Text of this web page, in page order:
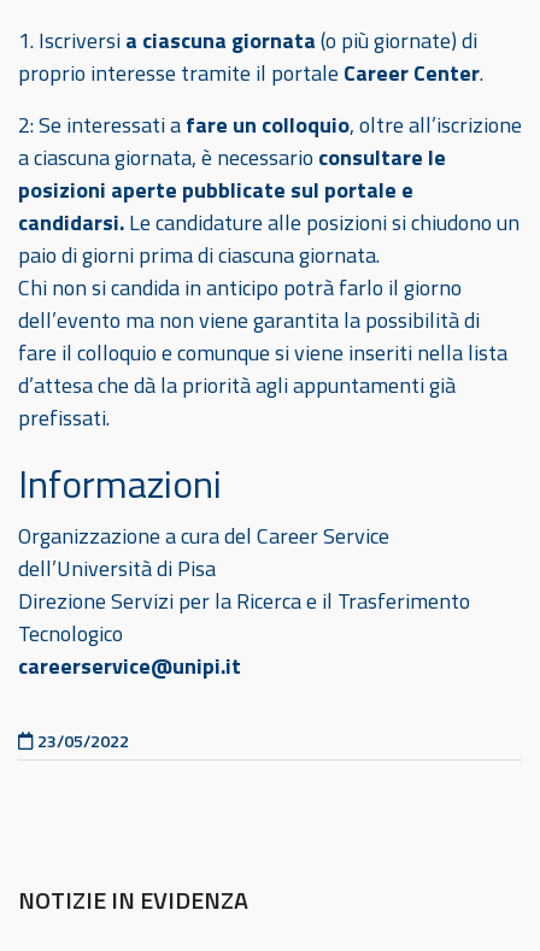
Pubblicato il
23/05/2022
1. Iscriversia ciascuna giornata(o più giornate) di
proprio interesse tramite il portale Career Center.
2: Se interessati afare un colloquio, oltre all’iscrizione
a ciascuna giornata, è necessario consultare le
posizioni aperte pubblicate sul portale e
candidarsi.Le candidature alle posizioni si chiudono un
paio di giorni prima di ciascuna giornata.
Chi non si candida in anticipo potrà farlo il giorno
dell’evento ma non viene garantita la possibilità di
fare il colloquio e comunque si viene inseriti nella lista
d’attesa che dà la priorità agli appuntamenti già
prefissati.
Informazioni
Organizzazione a cura del Career Service
dell’Università di Pisa
Direzione Servizi per la Ricerca e il Trasferimento
Tecnologico
careerservice@unipi.it
NOTIZIE IN EVIDENZA